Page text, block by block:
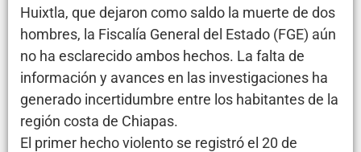
Huixtla, que dejaron como saldo la muerte de dos
hombres, la Fiscalía General del Estado (FGE) aún
no ha esclarecido ambos hechos. La falta de
información y avances en las investigaciones ha
generado incertidumbre entre los habitantes de la
región costa de Chiapas.
El primer hecho violento se registró el 20 de